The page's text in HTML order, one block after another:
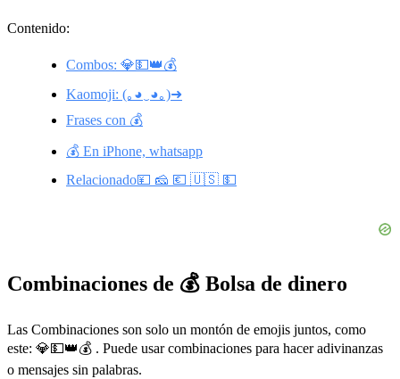
Contenido:
Combos: 💎💵👑💰
Kaomoji: (｡◕‿◕｡)➜
Frases con 💰
💰 En iPhone, whatsapp
Relacionado💴 🧀 💶 🇺🇸 💵
Combinaciones de 💰 Bolsa de dinero
Las Combinaciones son solo un montón de emojis juntos, como
este: 💎💵👑💰 . Puede usar combinaciones para hacer adivinanzas
o mensajes sin palabras.